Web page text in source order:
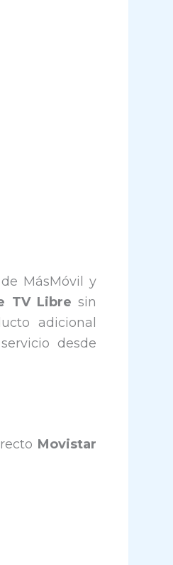
MásMóvil y
TV Libre sin
adicional
desde
Movistar